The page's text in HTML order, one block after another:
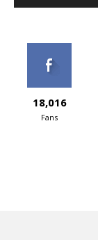
18,016
Fans